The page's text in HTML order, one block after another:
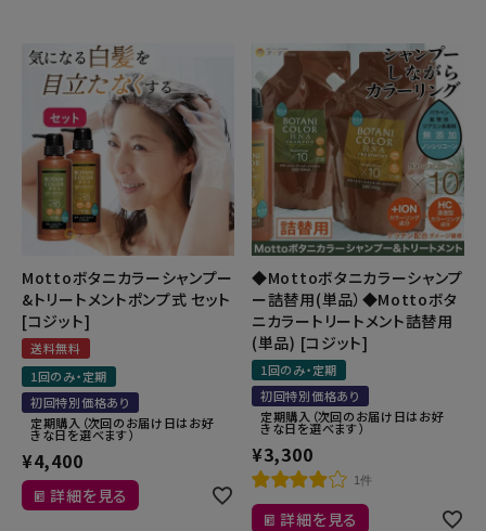
Mottoボタニカラーシャンプー
&トリートメントポンプ式 セット
[コジット]
送料無料
1回のみ・定期
初回特別価格あり
定期購入（次回のお届け日はお好
きな日を選べます）
¥4,400
詳細を見る
◆Mottoボタニカラーシャンプ
ー詰替用(単品）◆Mottoボタ
ニカラートリートメント詰替用
(単品) [コジット]
1回のみ・定期
初回特別価格あり
定期購入（次回のお届け日はお好
きな日を選べます）
¥3,300
1件
詳細を見る